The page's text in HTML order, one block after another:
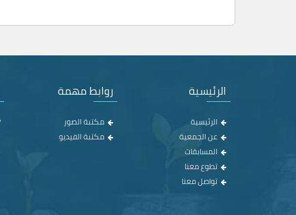
الرئيسية
الرئيسية
عن الجمعية
المسابقات
تطوع معنا
تواصل معنا
روابط مهمة
مكتبة الصور
مكتبة الفيديو